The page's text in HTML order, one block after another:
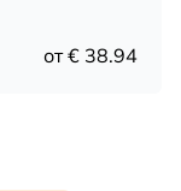
от € 38.94